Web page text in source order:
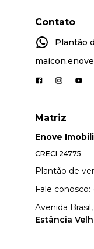
Contato
Plantão
Matriz
Enove
CRECI 24775
Plantão de
Fale conosco:
Avenida
Estância